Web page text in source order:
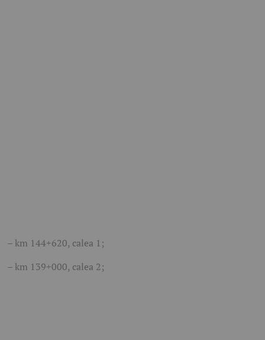
– km 144+620, calea 1;
– km 139+000, calea 2;